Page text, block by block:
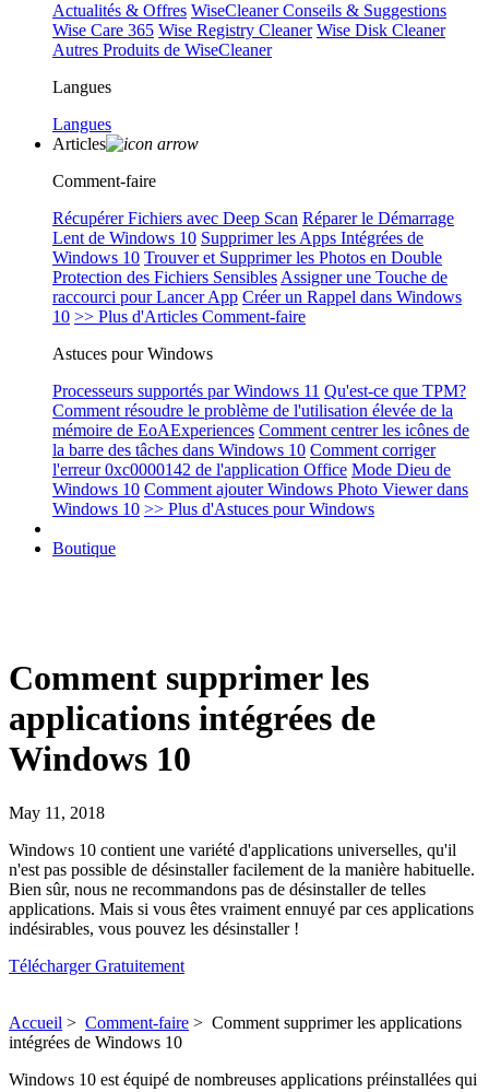
Actualités & Offres WiseCleaner Conseils & Suggestions
Wise Care 365 Wise Registry Cleaner Wise Disk Cleaner
Autres Produits de WiseCleaner
Langues
Langues
Articles
Comment-faire
Récupérer Fichiers avec Deep Scan Réparer le Démarrage
Lent de Windows 10 Supprimer les Apps Intégrées de
Windows 10 Trouver et Supprimer les Photos en Double
Protection des Fichiers Sensibles Assigner une Touche de
raccourci pour Lancer App Créer un Rappel dans Windows
10 >> Plus d'Articles Comment-faire
Astuces pour Windows
Processeurs supportés par Windows 11 Qu'est-ce que TPM?
Comment résoudre le problème de l'utilisation élevée de la
mémoire de EoAExperiences Comment centrer les icônes de
la barre des tâches dans Windows 10 Comment corriger
l'erreur 0xc0000142 de l'application Office Mode Dieu de
Windows 10 Comment ajouter Windows Photo Viewer dans
Windows 10 >> Plus d'Astuces pour Windows
Boutique
Comment supprimer les
applications intégrées de
Windows 10
May 11, 2018
Windows 10 contient une variété d'applications universelles, qu'il
n'est pas possible de désinstaller facilement de la manière habituelle.
Bien sûr, nous ne recommandons pas de désinstaller de telles
applications. Mais si vous êtes vraiment ennuyé par ces applications
indésirables, vous pouvez les désinstaller !
Télécharger Gratuitement
Accueil > Comment-faire > Comment supprimer les applications
intégrées de Windows 10
Windows 10 est équipé de nombreuses applications préinstallées qui